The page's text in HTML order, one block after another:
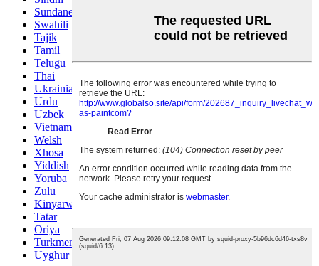
Sundanese
Swahili
Tajik
Tamil
Telugu
Thai
Ukrainian
Urdu
Uzbek
Vietnamese
Welsh
Xhosa
Yiddish
Yoruba
Zulu
Kinyarwanda
Tatar
Oriya
Turkmen
Uyghur